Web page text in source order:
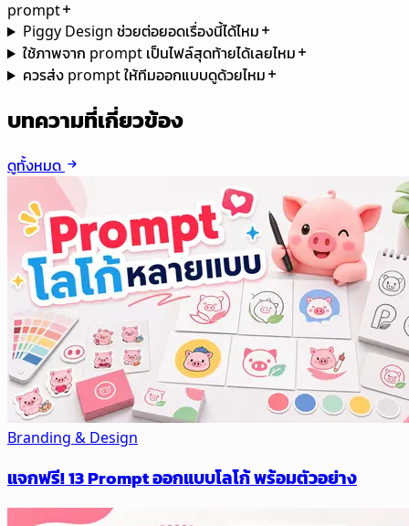
prompt
Piggy Design ช่วยต่อยอดเรื่องนี้ได้ไหม
ใช้ภาพจาก prompt เป็นไฟล์สุดท้ายได้เลยไหม
ควรส่ง prompt ให้ทีมออกแบบดูด้วยไหม
บทความที่เกี่ยวข้อง
ดูทั้งหมด
Branding & Design
แจกฟรี! 13 Prompt ออกแบบโลโก้ พร้อมตัวอย่าง